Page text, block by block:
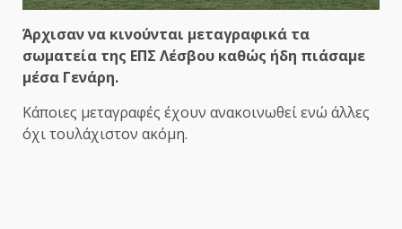
Άρχισαν να κινούνται μεταγραφικά τα
σωματεία της ΕΠΣ Λέσβου καθώς ήδη πιάσαμε
μέσα Γενάρη.
Κάποιες μεταγραφές έχουν ανακοινωθεί ενώ άλλες
όχι τουλάχιστον ακόμη.